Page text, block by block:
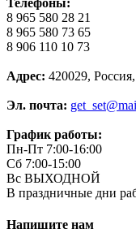
8 965 580 28 21
8 965 580 73 65
8 906 110 10 73
Адрес: 420029,
Эл. почта:
График работы:
Пн-Пт 7:00-16:00
Сб 7:00-15:00
Вс ВЫХОДНОЙ
В праздничные дни
Напишите нам